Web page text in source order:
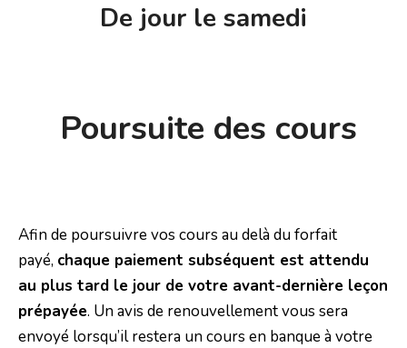
De jour le samedi
Poursuite des cours
Afin de poursuivre vos cours au delà du forfait
payé, chaque paiement subséquent est attendu
au plus tard le jour de votre avant-dernière leçon
prépayée. Un avis de renouvellement vous sera
envoyé lorsqu’il restera un cours en banque à votre